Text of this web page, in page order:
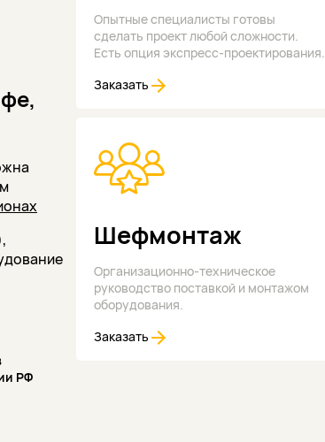
РФ
Опытные специалисты готовы
сделать проект любой сложности.
Есть опция экспресс-проектирования.
Заказать
Шефмонтаж
Организационно-техническое
руководство поставкой и монтажом
оборудования.
Заказать